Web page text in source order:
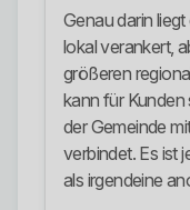
Genau darin
lokal verankert,
größeren
kann für Kunden
der Gemeinde
verbindet. Es ist
als irgendeine